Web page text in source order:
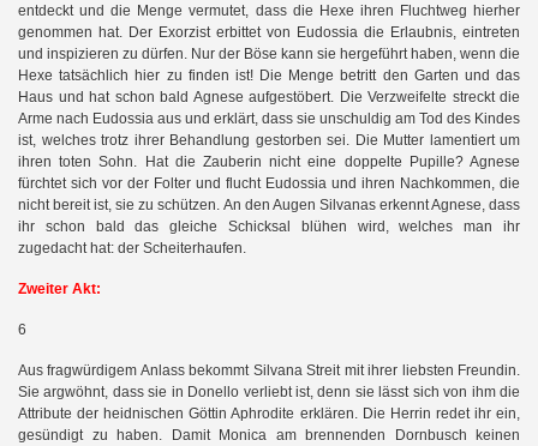
entdeckt und die Menge vermutet, dass die Hexe ihren Fluchtweg hierher
genommen hat. Der Exorzist erbittet von Eudossia die Erlaubnis, eintreten
und inspizieren zu dürfen. Nur der Böse kann sie hergeführt haben, wenn die
Hexe tatsächlich hier zu finden ist! Die Menge betritt den Garten und das
Haus und hat schon bald Agnese aufgestöbert. Die Verzweifelte streckt die
Arme nach Eudossia aus und erklärt, dass sie unschuldig am Tod des Kindes
ist, welches trotz ihrer Behandlung gestorben sei. Die Mutter lamentiert um
ihren toten Sohn. Hat die Zauberin nicht eine doppelte Pupille? Agnese
fürchtet sich vor der Folter und flucht Eudossia und ihren Nachkommen, die
nicht bereit ist, sie zu schützen. An den Augen Silvanas erkennt Agnese, dass
ihr schon bald das gleiche Schicksal blühen wird, welches man ihr
zugedacht hat: der Scheiterhaufen.
Zweiter Akt:
6
Aus fragwürdigem Anlass bekommt Silvana Streit mit ihrer liebsten Freundin.
Sie argwöhnt, dass sie in Donello verliebt ist, denn sie lässt sich von ihm die
Attribute der heidnischen Göttin Aphrodite erklären. Die Herrin redet ihr ein,
gesündigt zu haben. Damit Monica am brennenden Dornbusch keinen
I.